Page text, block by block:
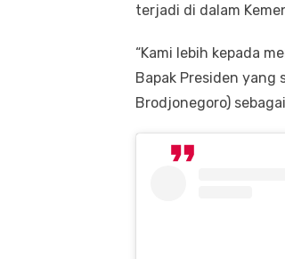
terjadi di dalam
“Kami lebih kepada
Bapak Presiden
Brodjonegoro)